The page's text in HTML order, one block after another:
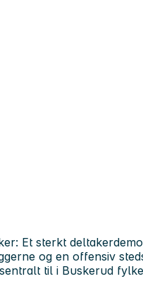
Et sterkt
og en offensiv
til i Buskerud